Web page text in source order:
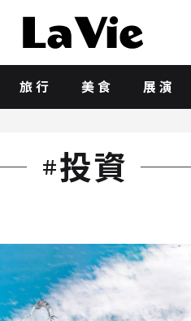
旅行 美食 展演
投資